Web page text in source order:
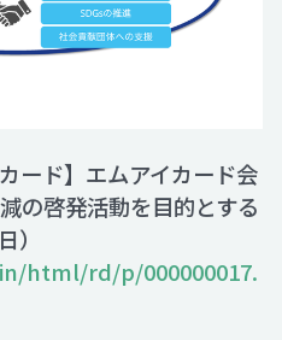
ード】エムアイカード会
の啓発活動を目的とする
）
html/rd/p/000000017.